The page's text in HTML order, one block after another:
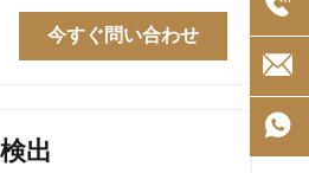
今すぐ問い合わせ
出